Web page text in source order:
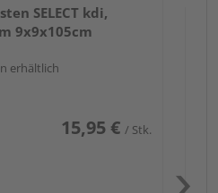
SELECT kdi,
9x9x105cm
erhältlich
15,95 € / Stk.